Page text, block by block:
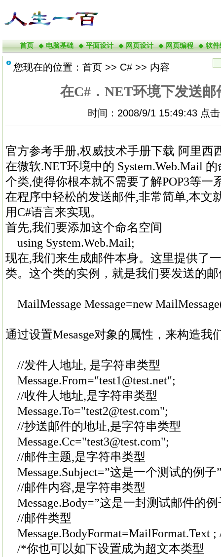
首页 ◆电脑基础 ◆平面设计 ◆网页设计 ◆网页编程 ◆软件
您现在的位置： 首页 >> C# >> 内容
在C#．NET环境下发送邮
时间：2008/9/1 15:49:43 点
官方参考手册,权威技术手册下载 阿里西
在微软.NET环境中的 System.Web.Mail
个类,使得你根本就不需要了解POP3等一
在程序中轻松的发送邮件,非常简单,本文
用C#语言来实现。
首先,我们要添加这个命名空间
using System.Web.Mail;
现在,我们来生成邮件本身。这里提供了
类。这个类的实例，就是我们要发送的
MailMessage Message=new
通过设置Mesasge对象的属性，来构造我
//发件人地址, 是字符串类型
Message.From="test1@test.net";
//收件人地址,是字符串类型
Message.To="test2@test.com";
//抄送邮件的地址,是字符串类型
Message.Cc="test3@test.com";
//邮件主题,是字符串类型
Message.Subject=”这是一个测试的例子
//邮件内容,是字符串类型
Message.Body=”这是一封测试邮件的例
//邮件类型
Message.BodyFormat=MailFormat.Text
/*你也可以如下设置成为超文本类型